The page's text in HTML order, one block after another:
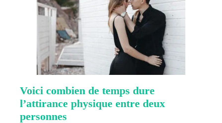
Voici combien de temps dure
l’attirance physique entre deux
personnes